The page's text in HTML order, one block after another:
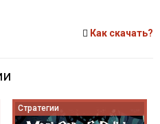
Как скачать?
Стратегии